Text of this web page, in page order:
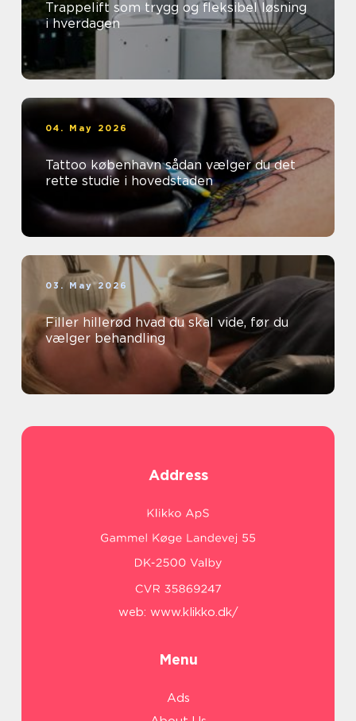
Trappelift som trygg og fleksibel løsning
i hverdagen
04. May 2026
Tattoo københavn sådan vælger du det
rette studie i hovedstaden
03. May 2026
Filler hillerød hvad du skal vide, før du
vælger behandling
Address
web: www.klikko.dk/
Menu
Ads